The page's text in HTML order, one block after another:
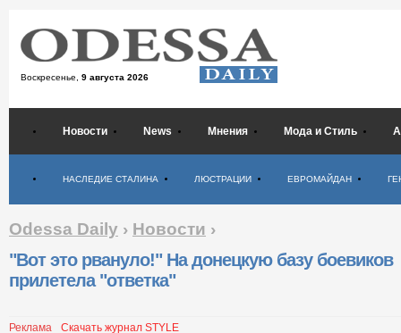
Воскресенье, 9 августа 2026
Новости News Мнения Мода и Стиль
НАСЛЕДИЕ СТАЛИНА ЛЮСТРАЦИИ ЕВРОМАЙДАН
Odessa Daily › Новости ›
"Вот это рвануло!" На донецкую базу боевиков
прилетела "ответка"
Реклама Скачать журнал STYLE